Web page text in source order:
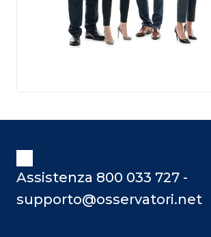
Assistenza 800 033 727 -
supporto@osservatori.net